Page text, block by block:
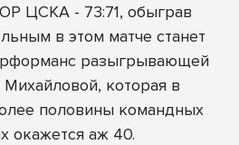
ЦСКА - 73:71, обыграв
в этом матче станет
разыгрывающей
которая в
половины командных
окажется аж 40.